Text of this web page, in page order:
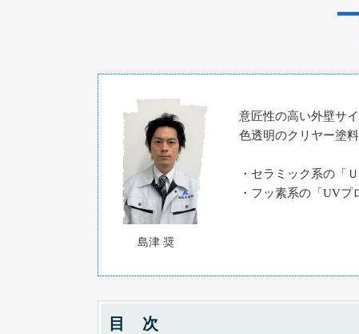
島津 奨
意匠性の高い外壁サ
色透明のクリヤー塗料
・セラミック系の「
・フッ素系の「UVプ
目 次